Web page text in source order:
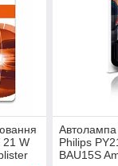
21 W
Philips
BAU15S